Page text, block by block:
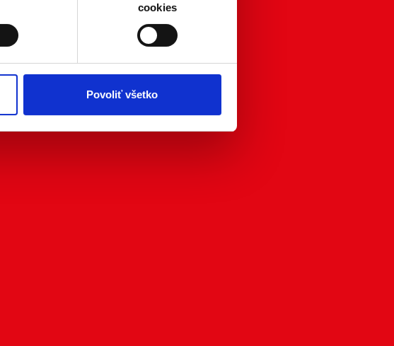
využívaním štatistických a marketingovo-
ochrany súkromia. Odvolanie
jeho odvolaním. Viac informácií o
cookies
Povoliť všetko